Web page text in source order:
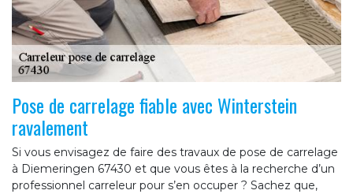
Pose de carrelage fiable avec Winterstein
ravalement
Si vous envisagez de faire des travaux de pose de carrelage
à Diemeringen 67430 et que vous êtes à la recherche d’un
professionnel carreleur pour s’en occuper ? Sachez que,